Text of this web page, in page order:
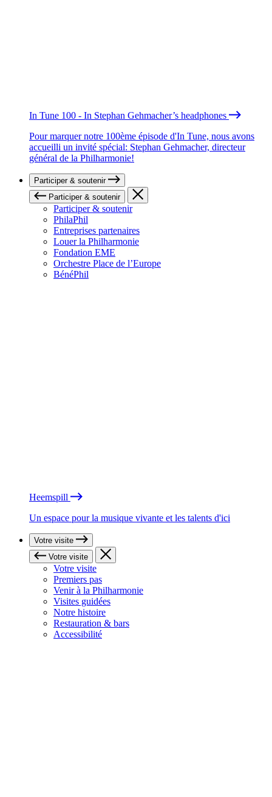
In Tune 100 - In Stephan Gehmacher’s headphones
Pour marquer notre 100ème épisode d'In Tune, nous avons
accueilli un invité spécial: Stephan Gehmacher, directeur
général de la Philharmonie!
Participer & soutenir
Participer & soutenir
Participer & soutenir
PhilaPhil
Entreprises partenaires
Louer la Philharmonie
Fondation EME
Orchestre Place de l’Europe
BénéPhil
Heemspill
Un espace pour la musique vivante et les talents d'ici
Votre visite
Votre visite
Votre visite
Premiers pas
Venir à la Philharmonie
Visites guidées
Notre histoire
Restauration & bars
Accessibilité